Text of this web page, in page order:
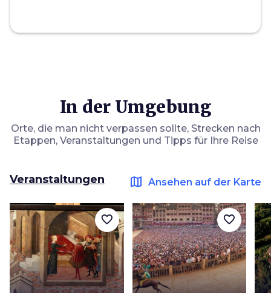
In der Umgebung
Orte, die man nicht verpassen sollte, Strecken nach
Etappen, Veranstaltungen und Tipps für Ihre Reise
Veranstaltungen map Ansehen auf der Karte
favorite_border favorite_border